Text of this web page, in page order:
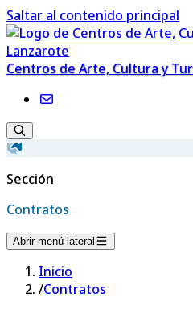
Saltar al contenido principal
Centros de Arte, Cultura y
Sección
Contratos
Abrir menú lateral
Inicio
/Contratos